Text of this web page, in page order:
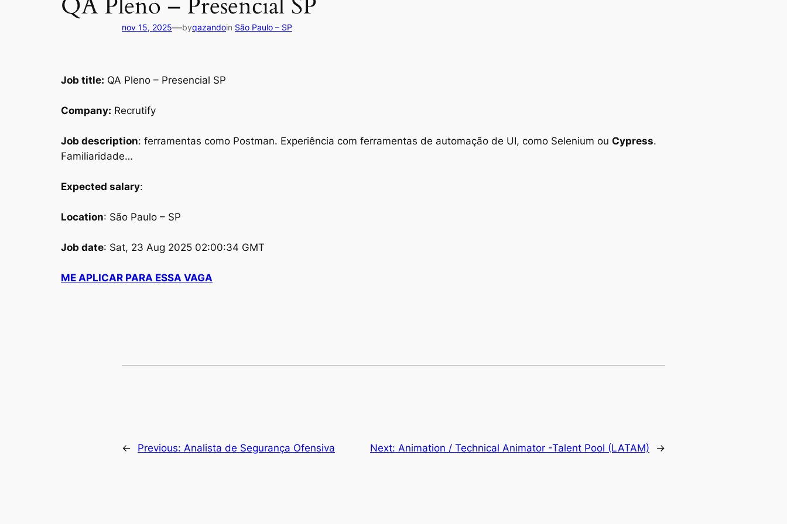
nov 15, 2025—byqazandoin São Paulo – SP
Job title: QA Pleno – Presencial SP
Company: Recrutify
Job description: ferramentas como Postman. Experiência com ferramentas de automação de UI, como Selenium ou Cypress.
Familiaridade…
Expected salary:
Location: São Paulo – SP
Job date: Sat, 23 Aug 2025 02:00:34 GMT
ME APLICAR PARA ESSA VAGA
← Previous: Analista de Segurança Ofensiva Next: Animation / Technical Animator -Talent Pool (LATAM) →